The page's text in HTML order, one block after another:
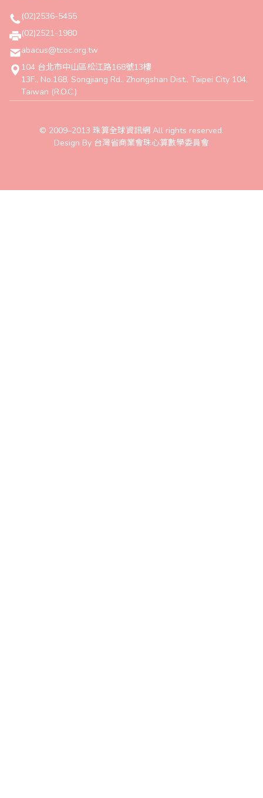
(02)2536-5455
(02)2521-1980
abacus@tcoc.org.tw
104 台北市中山區松江路168號13樓
13F., No.168, Songjiang Rd., Zhongshan Dist., Taipei City 104,
Taiwan (R.O.C.)
© 2009–2013 珠算全球資訊網 All rights reserved.
Design By 台灣省商業會珠心算數學委員會